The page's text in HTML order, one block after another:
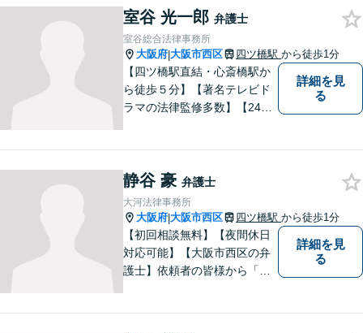
い！
室谷 光一郎 弁護士
室谷総合法律事務所
大阪府|大阪市西区 四ツ橋駅 から徒歩1分
【四ツ橋駅直結・心斎橋駅か
ら徒歩５分】【著名テレビド
ラマの法律監修多数】【24時
強く意識しております！
詳細を見
る
静谷 豪 弁護士
大河法律事務所
大阪府|大阪市西区 四ツ橋駅 から徒歩1分
【初回相談無料】【夜間休日
対応可能】【大阪市西区の弁
護士】依頼者の皆様から「お
詳細を見
る